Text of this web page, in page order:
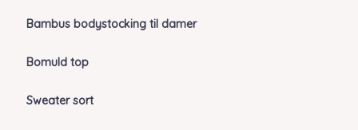
Bambus bodystocking til damer
Bomuld top
Sweater sort